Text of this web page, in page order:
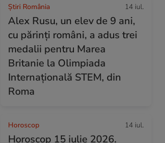
Știri România 14 iul.
Alex Rusu, un elev de 9 ani,
cu părinți români, a adus trei
medalii pentru Marea
Britanie la Olimpiada
Internațională STEM, din
Roma
Horoscop 14 iul.
Horoscop 15 iulie 2026.